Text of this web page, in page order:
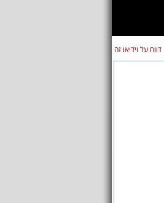
דווח על וידיאו זה